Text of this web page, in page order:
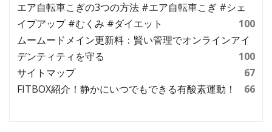
エア自転車こぎの3つの方法 #エア自転車こぎ #シェ
イプアップ #むくみ #ダイエット
100
ムームードメイン更新料：賢い管理でオンラインアイ
デンティティを守る
100
サイトマップ
67
FITBOX紹介！静かにいつでもできる有酸素運動！
66